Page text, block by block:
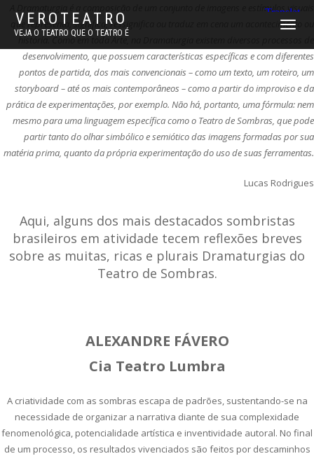
VEROTEATRO
VEJA O TEATRO QUE O TEATRO É
ALTERNAR
A Dramaturgia é a composição de um conjunto de imagens e estímulos visuais
que representa, significa, ressignifica ou traduz em cena um acontecimento ou
história. Como em toda Arte, na Dramaturgia existem diversos processos de
desenvolvimento, que possuem características específicas e com diferentes
pontos de partida, dos mais convencionais – como um texto, um roteiro, um
storyboard – até os mais contemporâneos – como a partir do improviso e da
prática de experimentações, por exemplo. Não há, portanto, uma fórmula: nem
mesmo para uma linguagem específica como o Teatro de Sombras, que pode
partir tanto do olhar simbólico e semiótico das imagens formadas por sua
matéria prima, quanto da própria experimentação do uso de suas ferramentas.
Lucas Rodrigues
Aqui, alguns dos mais destacados sombristas
brasileiros em atividade tecem reflexões breves
sobre as muitas, ricas e plurais Dramaturgias do
Teatro de Sombras.
ALEXANDRE FÁVERO
Cia Teatro Lumbra
A criatividade com as sombras escapa de padrões, sustentando-se na
necessidade de organizar a narrativa diante de sua complexidade
fenomenológica, potencialidade artística e inventividade autoral. No final
de um processo, os resultados vivenciados são feitos por descaminhos